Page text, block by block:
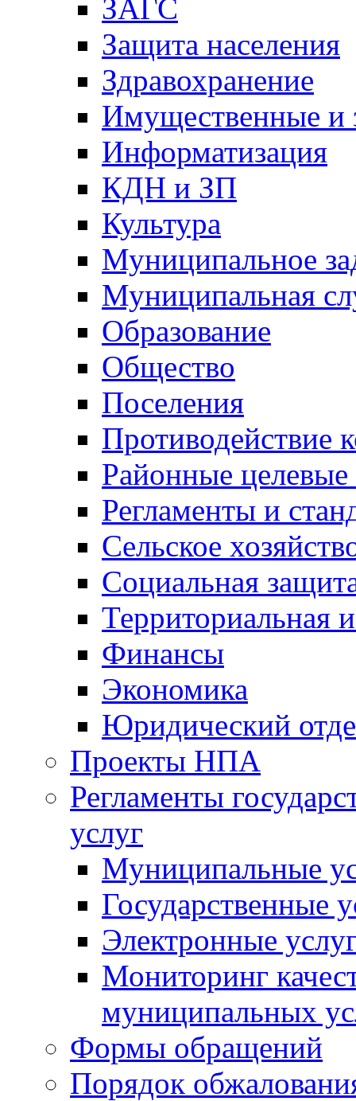
ЗАГС
Защита населения
Здравохранение
Имущественные и
Информатизация
КДН и ЗП
Культура
Муниципальное
Муниципальная
Образование
Общество
Поселения
Противодействие
Районные
Регламенты и
Сельское
Социальная
Территориальная
Финансы
Экономика
Юридический
Проекты НПА
Регламенты
услуг
Муниципальные
Государственные
Электронные
Мониторинг
муниципальных
Формы обращений
Порядок